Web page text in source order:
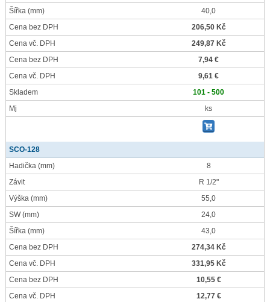
Šířka (mm)
40,0
Cena bez DPH
206,50 Kč
Cena vč. DPH
249,87 Kč
Cena bez DPH
7,94 €
Cena vč. DPH
9,61 €
Skladem
101 - 500
Mj
ks
SCO-128
Hadička (mm)
8
Závit
R 1/2"
Výška (mm)
55,0
SW(mm)
24,0
Šířka (mm)
43,0
Cena bez DPH
274,34 Kč
Cena vč. DPH
331,95 Kč
Cena bez DPH
10,55 €
Cena vč. DPH
12,77 €